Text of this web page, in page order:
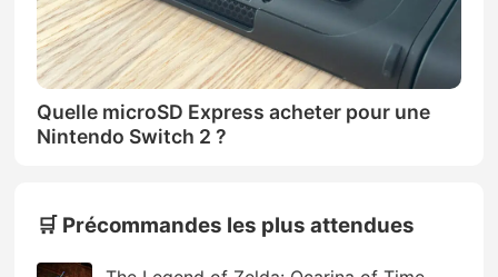
Quelle microSD Express acheter pour une
Nintendo Switch 2 ?
🛒 Précommandes les plus attendues